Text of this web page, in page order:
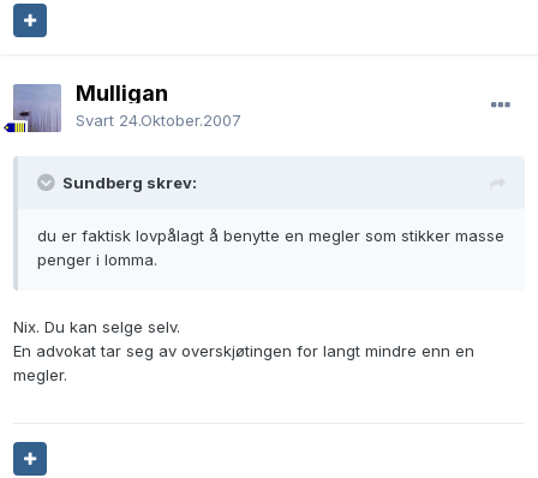
Mulligan
Svart 24.Oktober.2007
Sundberg skrev:
du er faktisk lovpålagt å benytte en megler som stikker masse
penger i lomma.
Nix. Du kan selge selv.
En advokat tar seg av overskjøtingen for langt mindre enn en
megler.